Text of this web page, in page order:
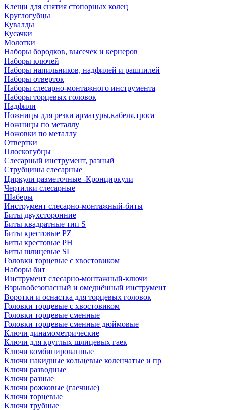
Клещи для снятия стопорных колец
Круглогубцы
Кувалды
Кусачки
Молотки
Наборы бородков, высечек и кернеров
Наборы ключей
Наборы напильников, надфилей и рашпилей
Наборы отверток
Наборы слесарно-монтажного инструмента
Наборы торцевых головок
Надфили
Ножницы для резки арматуры,кабеля,троса
Ножницы по металлу
Ножовки по металлу
Отвертки
Плоскогубцы
Слесарный инструмент, разный
Струбцины слесарные
Циркули разметочные -Кронциркули
Чертилки слесарные
Шаберы
Инструмент слесарно-монтажный-биты
Биты двухсторонние
Биты квадратные тип S
Биты крестовые РZ
Биты крестовые РН
Биты шлицевые SL
Головки торцевые с хвостовиком
Наборы бит
Инструмент слесарно-монтажный-ключи
Взрывобезопасный и омеднённый инструмент
Воротки и оснаcтка для торцевых головок
Головки торцевые с хвостовиком
Головки торцевые сменные
Головки торцевые сменные дюймовые
Ключи динамометрические
Ключи для круглых шлицевых гаек
Ключи комбинированные
Ключи накидные кольцевые коленчатые и пр
Ключи разводные
Ключи разные
Ключи рожковые (гаечные)
Ключи торцевые
Ключи трубные